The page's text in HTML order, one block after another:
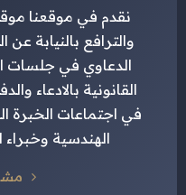
نقدم في موقعنا
والترافع بالنيابة
الدعاوي في جلسات
القانونية بالادعاء
في اجتماعات الخبرة
الهندسية وخبراء